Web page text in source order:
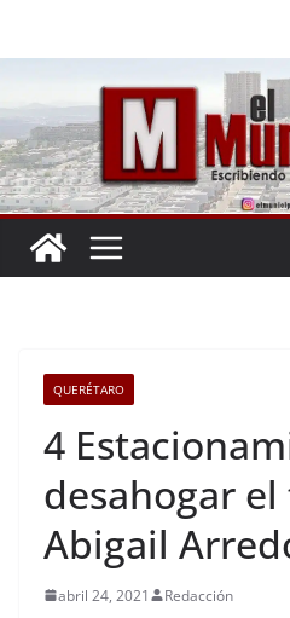
QUERÉTARO
4
desahogar
Abigail
abril 24, 2021 Redacción